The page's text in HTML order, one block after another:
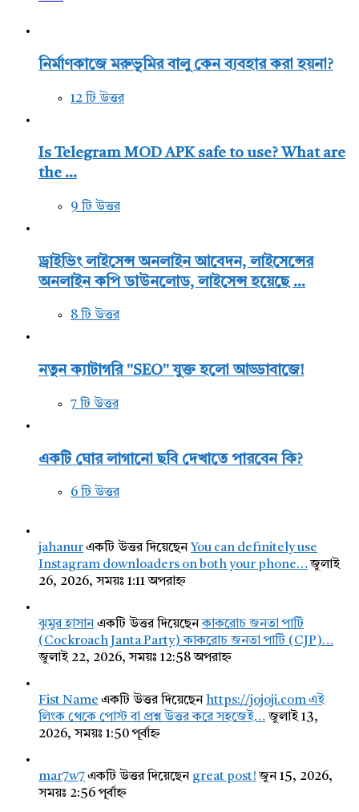
নির্মাণকাজে মরুভূমির বালু কেন ব্যবহার করা হয়না?
12 টি উত্তর
Is Telegram MOD APK safe to use? What are
the ...
9 টি উত্তর
ড্রাইভিং লাইসেন্স অনলাইন আবেদন, লাইসেন্সের
অনলাইন কপি ডাউনলোড, লাইসেন্স হয়েছে ...
8 টি উত্তর
নতুন ক্যাটাগরি "SEO" যুক্ত হলো আড্ডাবাজে!
7 টি উত্তর
একটি ঘোর লাগানো ছবি দেখাতে পারবেন কি?
6 টি উত্তর
jahanurএকটি উত্তর দিয়েছেন You can definitely use
Instagram downloaders on both your phone… জুলাই
26, 2026, সময়ঃ 1:11 অপরাহ্ন
ঝুমুর হাসানএকটি উত্তর দিয়েছেনকাকরোচ জনতা পার্টি
(Cockroach Janta Party) কাকরোচ জনতা পার্টি (CJP)…
জুলাই 22, 2026, সময়ঃ 12:58 অপরাহ্ন
Fist Name একটি উত্তর দিয়েছেন https://jojoji.com এই
লিংক থেকে পোস্ট বা প্রশ্ন উত্তর করে সহজেই… জুলাই 13,
2026, সময়ঃ 1:50 পূর্বাহ্ন
mar7w7একটি উত্তর দিয়েছেন great post! জুন 15, 2026,
সময়ঃ 2:56 পূর্বাহ্ন